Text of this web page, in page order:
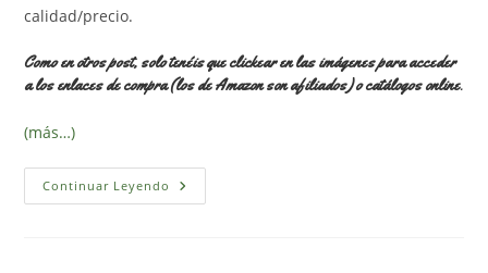
calidad/precio.
Como en otros post, solo tenéis que clickear en las imágenes para acceder
a los enlaces de compra (los de Amazon son afiliados) o catálogos online.
(más…)
Continuar Leyendo Juguetes
De